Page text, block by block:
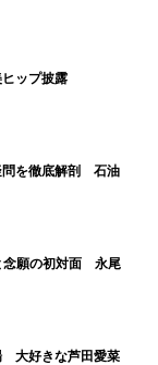
ップ披露
問を徹底解剖 石油
念願の初対面 永尾
大好きな芦田愛菜